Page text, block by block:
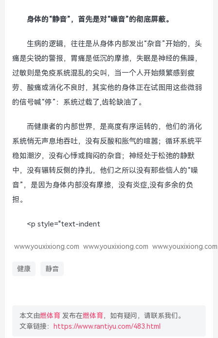
身体的“静音”，首先是对“噪音”的彻底屏蔽。
生病的逻辑，往往是从身体内部发出“杂音”开始的，头
痛是尖锐的警报，胃痛是低沉的摩擦，失眠是神经的焦躁，
过敏则是免疫系统混乱的尖叫，当一个人开始频繁感到疲
劳、酸痛或消化不良时，其实他的身体正在试图用这些微弱
的信号喊“停”：系统过载了,齿轮缺油了。
而健康者的内部世界，是高度有序运转的，他们的消化
系统悄无声息地吞吐，没有反酸和胀气的喧嚣；循环系统平
稳如潮汐，没有心悸或胸闷的杂音；神经处于松弛的静默
中，没有辗转反侧的挣扎，他们之所以没有那些恼人的“噪
音”，是因为身体内部没有摩擦，没有炎症,没有多余的负
担。
<p style="text-indent
www.youxixiong.com www.youxixiong.com www.youxixiong.com
健康 静音
本文由燃体育 发布在燃体育，如有疑问，请联系我们。
文章链接：
https://www.rantiyu.com/483.html